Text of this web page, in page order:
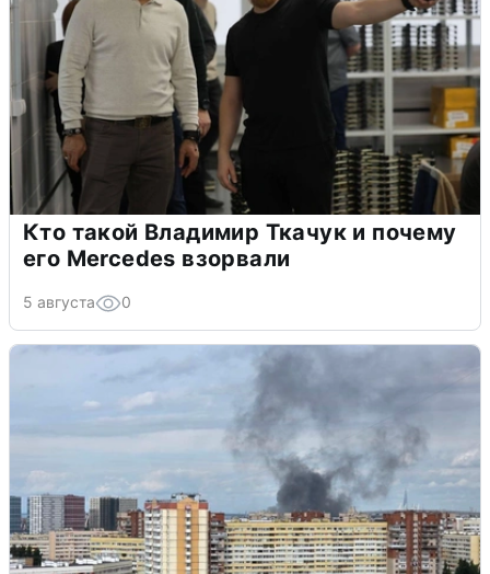
Кто такой Владимир Ткачук и почему
его Mercedes взорвали
5 августа 0